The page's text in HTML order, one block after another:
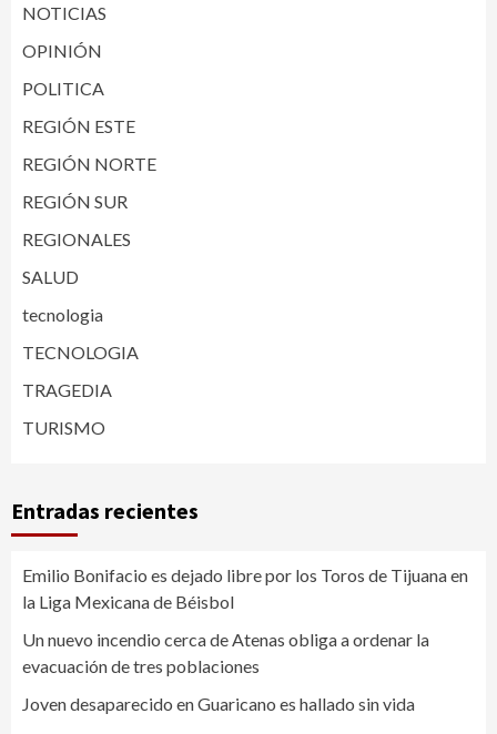
NOTICIAS
OPINIÓN
POLITICA
REGIÓN ESTE
REGIÓN NORTE
REGIÓN SUR
REGIONALES
SALUD
tecnologia
TECNOLOGIA
TRAGEDIA
TURISMO
Entradas recientes
Emilio Bonifacio es dejado libre por los Toros de Tijuana en
la Liga Mexicana de Béisbol
Un nuevo incendio cerca de Atenas obliga a ordenar la
evacuación de tres poblaciones
Joven desaparecido en Guaricano es hallado sin vida